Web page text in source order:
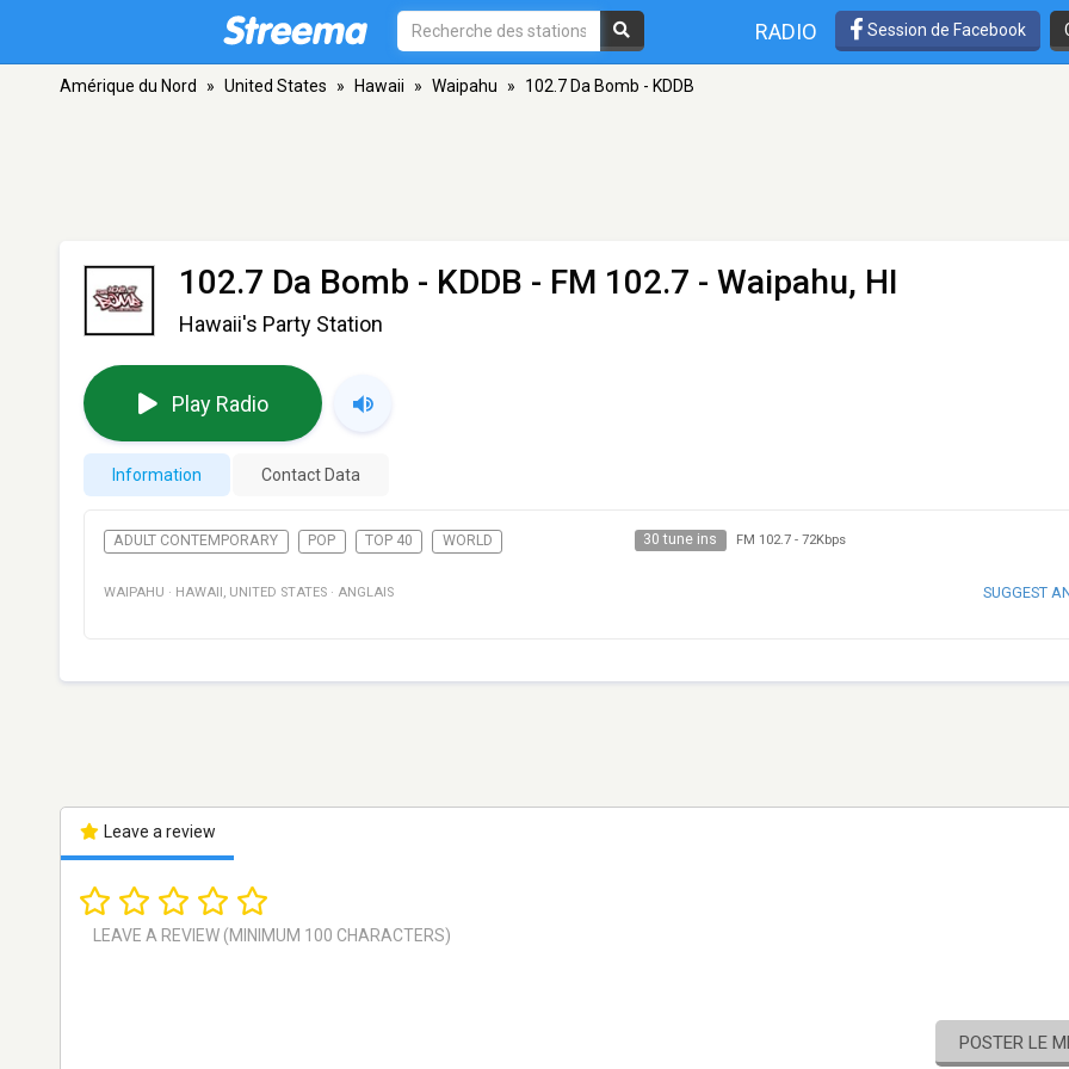
RADIO Session de Facebook
Amérique du Nord » United States » Hawaii » Waipahu » 102.7 Da Bomb - KDDB
102.7 Da Bomb - KDDB - FM 102.7 - Waipahu, HI
Hawaii's Party Station
Play Radio
Information Contact Data
ADULT CONTEMPORARY POP TOP 40 WORLD 30 tune ins FM 102.7- 72Kbps
WAIPAHU · HAWAII , UNITED STATES · ANGLAIS SUGGEST
Leave a review
POSTER LE